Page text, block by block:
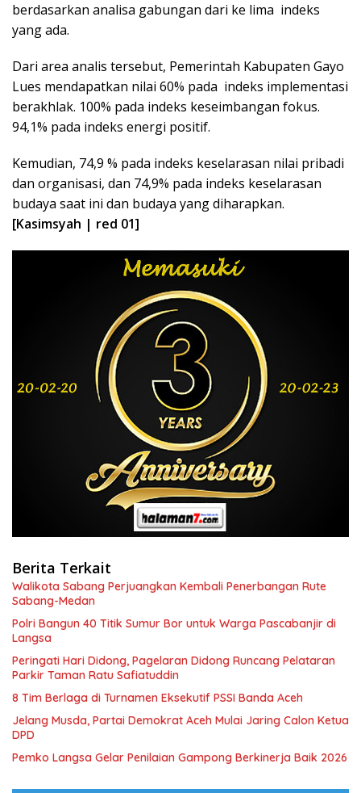
berdasarkan analisa gabungan dari ke lima indeks
yang ada.
Dari area analis tersebut, Pemerintah Kabupaten Gayo
Lues mendapatkan nilai 60% pada indeks implementasi
berakhlak. 100% pada indeks keseimbangan fokus.
94,1% pada indeks energi positif.
Kemudian, 74,9 % pada indeks keselarasan nilai pribadi
dan organisasi, dan 74,9% pada indeks keselarasan
budaya saat ini dan budaya yang diharapkan.
[Kasimsyah | red 01]
Berita Terkait
Walikota Sabang Perjuangkan Kembali Penerbangan Rute
Sabang-Medan
Polri Bangun 40 Titik Sumur Bor untuk Warga Pascabanjir di
Langsa
Peringati Hari Didong, Pagelaran Didong Runcang Pelataran
Parkir Taman Ratu Safiatuddin
8 Tim Berlaga di Turnamen Eksekutif PSSI Banda Aceh
Jelang Musda, Partai Demokrat Aceh Mulai Jaring Calon Ketua
DPD
Pemko Langsa Gelar Penilaian Gampong Berkinerja Baik 2026